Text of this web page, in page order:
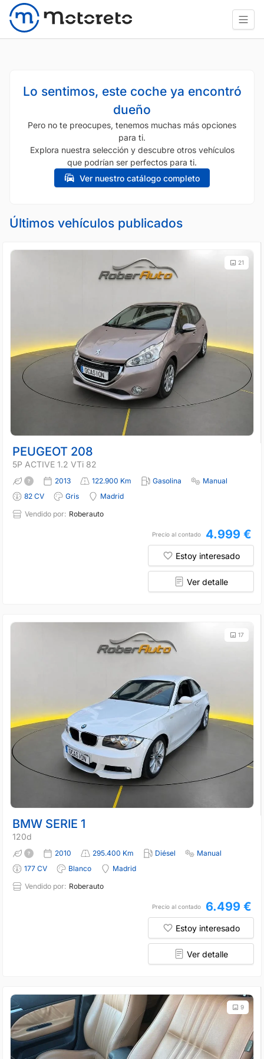
Lo sentimos, este coche ya encontró
dueño
Pero no te preocupes, tenemos muchas más opciones
para ti.
Explora nuestra selección y descubre otros vehículos
que podrían ser perfectos para ti.
Ver nuestro catálogo completo
Últimos vehículos publicados
21
PEUGEOT 208
5P ACTIVE 1.2 VTi 82
2013 122.900 Km Gasolina
Manual
82 CV
Gris
Madrid
Vendido por: Roberauto
Precio al contado 4.999 €
Estoy interesado
Ver detalle
17
BMW SERIE 1
120d
2010 295.400 Km Diésel
Manual
177 CV
Blanco
Madrid
Vendido por: Roberauto
Precio al contado 6.499 €
Estoy interesado
Ver detalle
9